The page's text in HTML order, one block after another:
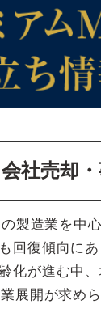
社売却
製造業を中
回復傾向に
化が進む中
展開が求めら